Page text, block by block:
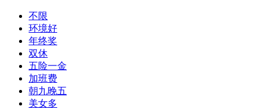
不限
环境好
年终奖
双休
五险一金
加班费
朝九晚五
美女多